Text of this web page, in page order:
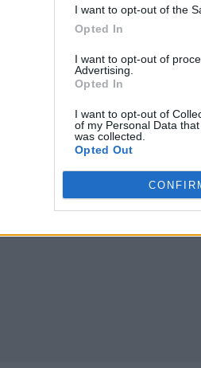
I want to opt-out of the
Opted In
I want to opt-out of
Advertising.
Opted In
I want to opt-out of
of my Personal Data
was collected.
Opted Out
Publicidad